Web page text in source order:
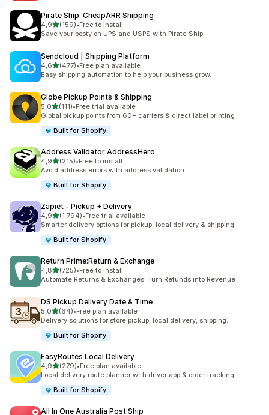
Pirate Ship: CheapARR Shipping
4,9/ 5 tähteä
(159)
159 arvostelua yhteensä
•Free to install
Save your booty on UPS and USPS with Pirate Ship
Sendcloud | Shipping Platform
4,6/ 5 tähteä
(477)
477 arvostelua yhteensä
•Free plan available
Easy shipping automation to help your business grow.
Globe Pickup Points & Shipping
5,0/ 5 tähteä
(111)
111 arvostelua yhteensä
•Free trial available
Global pickup points from 60+ carriers & direct label printing
Built for Shopify
Address Validator AddressHero
4,9/ 5 tähteä
(215)
215 arvostelua yhteensä
•Free to install
Avoid address errors with address validation
Built for Shopify
Zapiet ‑ Pickup + Delivery
4,9/ 5 tähteä
(1 794)
1794 arvostelua yhteensä
•Free trial available
Smarter delivery options for pickup, local delivery & shipping
Built for Shopify
Return Prime:Return & Exchange
4,8/ 5 tähteä
(725)
725 arvostelua yhteensä
•Free to install
Automate Returns & Exchanges. Turn Refunds into Revenue
DS Pickup Delivery Date & Time
5,0/ 5 tähteä
(64)
64 arvostelua yhteensä
•Free plan available
Delivery solutions for store pickup, local delivery, shipping.
Built for Shopify
EasyRoutes Local Delivery
4,9/ 5 tähteä
(279)
279 arvostelua yhteensä
•Free plan available
Local delivery route planner with driver app & order tracking
Built for Shopify
All In One Australia Post Ship